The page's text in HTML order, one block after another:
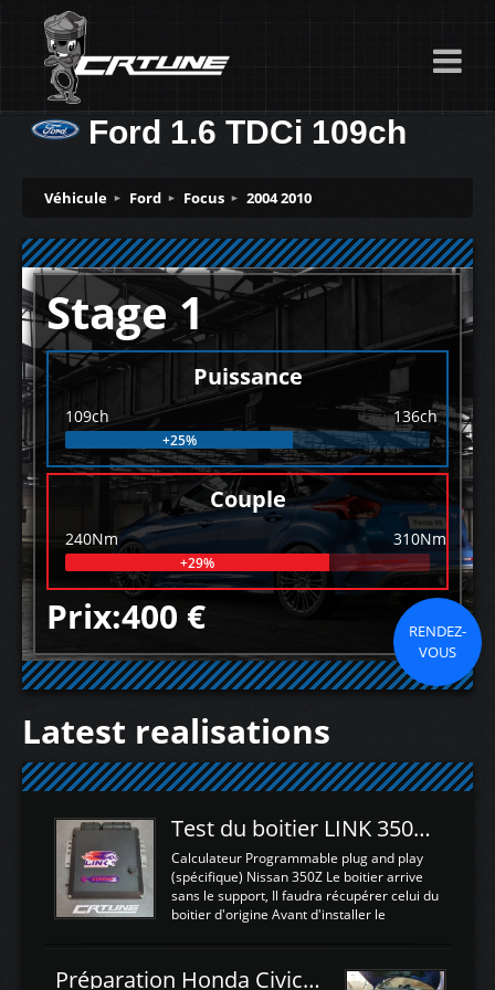
Ford 1.6 TDCi 109ch
Véhicule Ford Focus 2004 2010
Stage 1
Puissance
109ch 136ch
+25%
Couple
240Nm 310Nm
+29%
Prix:400 €
RENDEZ-
VOUS
Latest realisations
Test du boitier LINK 350Z Plugin ECU
Calculateur Programmable plug and play
(spécifique) Nissan 350Z Le boitier arrive
sans le support, Il faudra récupérer celui du
boitier d'origine Avant d'installer le
d'envoyer l'information de la large bande
Préparation Honda Civic Type R FK2